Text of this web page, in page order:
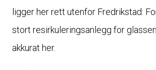
ligger her rett utenfor Fredrikstad:
stort resirkuleringsanlegg for
akkurat her.